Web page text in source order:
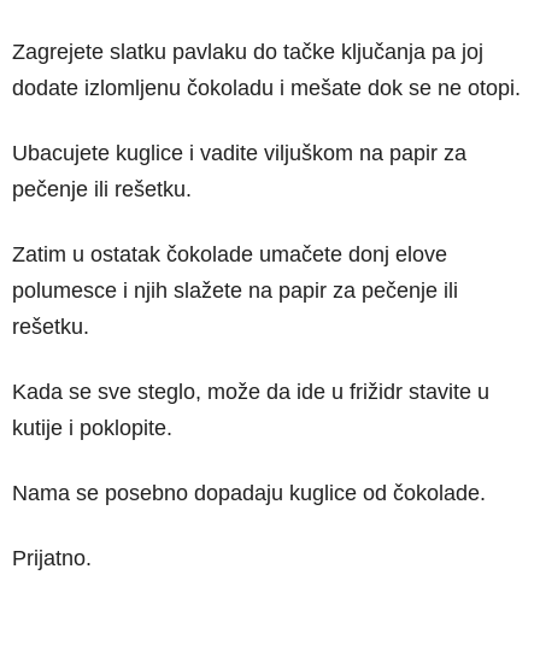
Zagrejete slatku pavlaku do tačke ključanja pa joj
dodate izlomljenu čokoladu i mešate dok se ne otopi.
Ubacujete kuglice i vadite viljuškom na papir za
pečenje ili rešetku.
Zatim u ostatak čokolade umačete donj elove
polumesce i njih slažete na papir za pečenje ili
rešetku.
Kada se sve steglo, može da ide u frižidr stavite u
kutije i poklopite.
Nama se posebno dopadaju kuglice od čokolade.
Prijatno.